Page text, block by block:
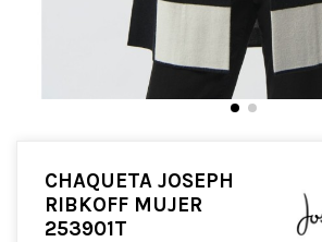
CHAQUETA JOSEPH
RIBKOFF MUJER
253901T